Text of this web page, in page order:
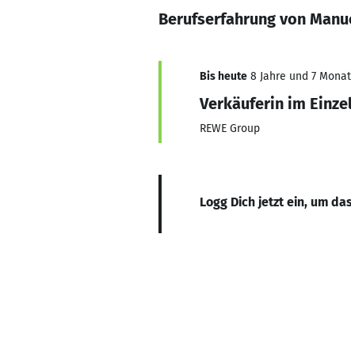
Berufserfahrung von
Bis heute 8 Jahre und 7
Verkäuferin im
REWE Group
Logg Dich jetzt ein, um